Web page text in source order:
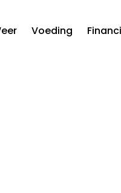
Voeding